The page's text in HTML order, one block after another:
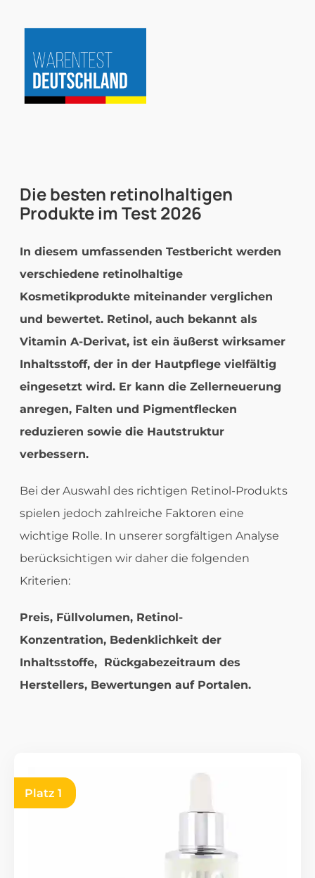
Inhalt
springen
Die besten retinolhaltigen
Produkte im Test2026
In diesem umfassenden Testbericht werden
verschiedene retinolhaltige
Kosmetikprodukte miteinander verglichen
und bewertet. Retinol, auch bekannt als
Vitamin A-Derivat, ist ein äußerst wirksamer
Inhaltsstoff, der in der Hautpflege vielfältig
eingesetzt wird. Er kann die Zellerneuerung
anregen, Falten und Pigmentflecken
reduzieren sowie die Hautstruktur
verbessern.
Bei der Auswahl des richtigen Retinol-Produkts
spielen jedoch zahlreiche Faktoren eine
wichtige Rolle. In unserer sorgfältigen Analyse
berücksichtigen wir daher die folgenden
Kriterien:
Preis, Füllvolumen, Retinol-
Konzentration, Bedenklichkeit der
Inhaltsstoffe, Rückgabezeitraum des
Herstellers, Bewertungen auf Portalen.
Platz 1